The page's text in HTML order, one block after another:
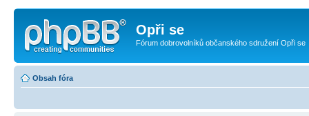
Opři se
Fórum dobrovolníků občanského sdružení Opři se
Obsah fóra